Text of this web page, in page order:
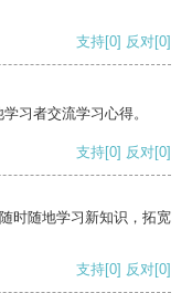
支持[0] 反对[0]
习者交流学习心得。
支持[0] 反对[0]
时随地学习新知识，拓宽
支持[0] 反对[0]